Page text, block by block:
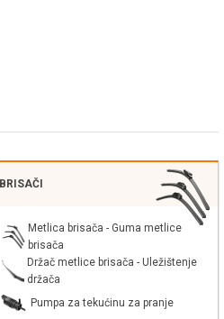
BRISAČI
Metlica brisača - Guma metlice
brisača
Držač metlice brisača - Uležištenje
držača
Pumpa za tekućinu za pranje